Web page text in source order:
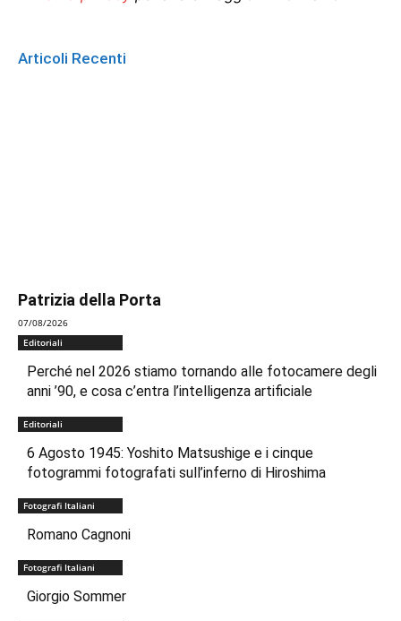
Articoli Recenti
Patrizia della Porta
07/08/2026
Editoriali
Perché nel 2026 stiamo tornando alle fotocamere degli
anni ’90, e cosa c’entra l’intelligenza artificiale
Editoriali
6 Agosto 1945: Yoshito Matsushige e i cinque
fotogrammi fotografati sull’inferno di Hiroshima
Fotografi Italiani
Romano Cagnoni
Fotografi Italiani
Giorgio Sommer